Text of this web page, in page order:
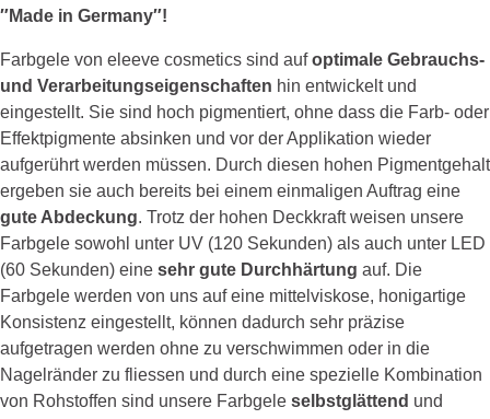
″Made in Germany″!
Farbgele von eleeve cosmetics sind aufoptimale Gebrauchs-
und Verarbeitungseigenschaften hin entwickelt und
eingestellt. Sie sind hoch pigmentiert, ohne dass die Farb- oder
Effektpigmente absinken und vor der Applikation wieder
aufgerührt werden müssen. Durch diesen hohen Pigmentgehalt
ergeben sie auch bereits bei einem einmaligen Auftrag eine
gute Abdeckung. Trotz der hohen Deckkraft weisen unsere
Farbgele sowohl unter UV (120 Sekunden) als auch unter LED
(60 Sekunden) eine sehr gute Durchhärtung auf. Die
Farbgele werden von uns auf eine mittelviskose, honigartige
Konsistenz eingestellt, können dadurch sehr präzise
aufgetragen werden ohne zu verschwimmen oder in die
Nagelränder zu fliessen und durch eine spezielle Kombination
von Rohstoffen sind unsere Farbgele selbstglättend und